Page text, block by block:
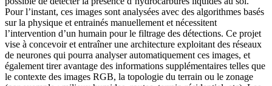
Pour l’instant, ces images sont analysées avec des algorithmes basés
sur la physique et entrainés manuellement et nécessitent
l’intervention d’un humain pour le filtrage des détections. Ce projet
vise à concevoir et entraîner une architecture exploitant des réseaux
de neurones qui pourra analyser automatiquement ces images, et
également tirer avantage des informations supplémentaires telles que
le contexte des images RGB, la topologie du terrain ou le zonage